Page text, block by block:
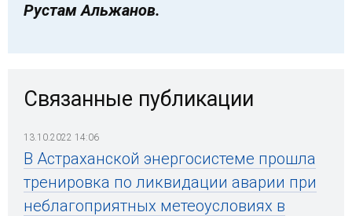
Рустам Альжанов.
Связанные публикации
13.10.2022 14:06
В Астраханской энергосистеме прошла
тренировка по ликвидации аварии при
неблагоприятных метеоусловиях в